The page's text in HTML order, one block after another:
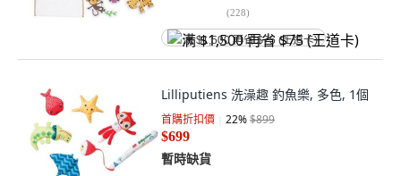
(228)
满 $1,500 再省 $75 (王道卡)
Lilliputiens 洗澡趣 釣魚樂, 多色, 1個
首購折扣價 22%$899
$699
暫時缺貨